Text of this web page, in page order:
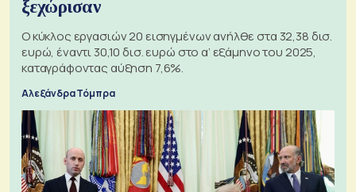
ξεχώρισαν
Ο κύκλος εργασιών 20 εισηγμένων ανήλθε στα 32,38 δισ.
ευρώ, έναντι 30,10 δισ. ευρώ στο α’ εξάμηνο του 2025,
καταγράφοντας αύξηση 7,6%.
Αλεξάνδρα Τόμπρα